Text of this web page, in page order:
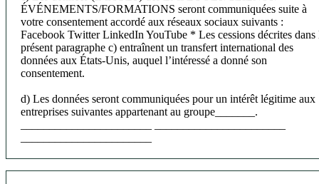
ÉVÉNEMENTS/FORMATIONS seront communiquées suite à
votre consentement accordé aux réseaux sociaux suivants :
Facebook Twitter LinkedIn YouTube * Les cessions décrites dans
présent paragraphe c) entraînent un transfert international des
données aux États-Unis, auquel l’intéressé a donné son
consentement.
d) Les données seront communiquées pour un intérêt légitime aux
entreprises suivantes appartenant au groupe_______.